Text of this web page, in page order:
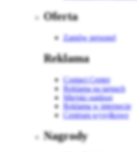
Oferta
Zamów personel
Reklama
Contact Center
Reklama na targach
Miejski outdoor
Reklama w internecie
Centrum wysyłkowe
Nagrody